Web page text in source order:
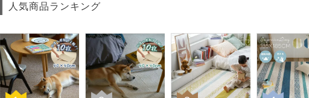
ずっと使えるプロジェクト
MILK HOME（ミルクホーム）
maison de reve
人気商品ランキング